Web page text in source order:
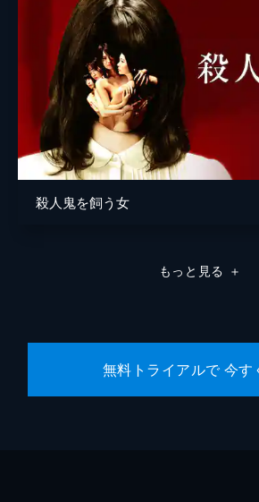
殺人鬼を飼う女
もっと見る ＋
無料トライアルで 今す